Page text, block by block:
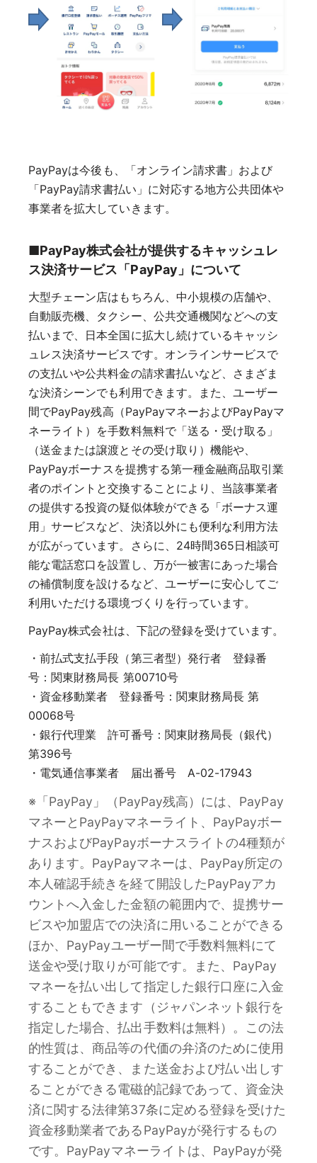
PayPayは今後も、「オンライン請求書」および
「PayPay請求書払い」に対応する地方公共団体や
事業者を拡大していきます。
■PayPay株式会社が提供するキャッシュレ
ス決済サービス「PayPay」について
大型チェーン店はもちろん、中小規模の店舗や、
自動販売機、タクシー、公共交通機関などへの支
払いまで、日本全国に拡大し続けているキャッシ
ュレス決済サービスです。オンラインサービスで
の支払いや公共料金の請求書払いなど、さまざま
な決済シーンでも利用できます。また、ユーザー
間でPayPay残高（PayPayマネーおよびPayPayマ
ネーライト）を手数料無料で「送る・受け取る」
（送金または譲渡とその受け取り）機能や、
PayPayボーナスを提携する第一種金融商品取引業
者のポイントと交換することにより、当該事業者
の提供する投資の疑似体験ができる「ボーナス運
用」サービスなど、決済以外にも便利な利用方法
が広がっています。さらに、24時間365日相談可
能な電話窓口を設置し、万が一被害にあった場合
の補償制度を設けるなど、ユーザーに安心してご
利用いただける環境づくりを行っています。
PayPay株式会社は、下記の登録を受けています。
・前払式支払手段（第三者型）発行者 登録番
号：関東財務局長 第00710号
・資金移動業者 登録番号：関東財務局長 第
00068号
・銀行代理業 許可番号：関東財務局長（銀代）
第396号
・電気通信事業者 届出番号 A-02-17943
※「PayPay」（PayPay残高）には、PayPay
マネーとPayPayマネーライト、PayPayボー
ナスおよびPayPayボーナスライトの4種類が
あります。PayPayマネーは、PayPay所定の
本人確認手続きを経て開設したPayPayアカ
ウントへ入金した金額の範囲内で、提携サー
ビスや加盟店での決済に用いることができる
ほか、PayPayユーザー間で手数料無料にて
送金や受け取りが可能です。また、PayPay
マネーを払い出して指定した銀行口座に入金
することもできます（ジャパンネット銀行を
指定した場合、払出手数料は無料）。この法
的性質は、商品等の代価の弁済のために使用
することができ、また送金および払い出しす
ることができる電磁的記録であって、資金決
済に関する法律第37条に定める登録を受けた
資金移動業者であるPayPayが発行するもの
です。PayPayマネーライトは、PayPayが発